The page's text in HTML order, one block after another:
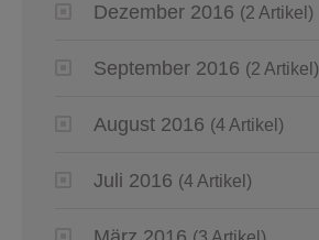
Dezember 2016 (2 Artikel)
September 2016 (2 Artikel)
August 2016 (4 Artikel)
Juli 2016 (4 Artikel)